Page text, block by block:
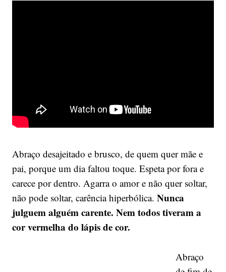
Abraço desajeitado e brusco, de quem quer mãe e
pai, porque um dia faltou toque. Espeta por fora e
carece por dentro. Agarra o amor e não quer soltar,
não pode soltar, carência hiperbólica. Nunca
julguem alguém carente. Nem todos tiveram a
cor vermelha do lápis de cor.
Abraço